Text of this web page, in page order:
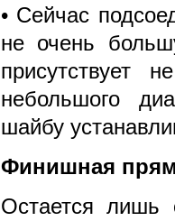
• Сейчас
не очень
присутствует
небольшого
шайбу
Финишная
Остается лишь